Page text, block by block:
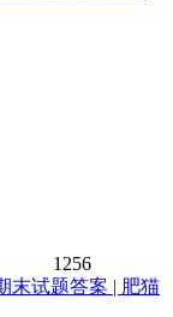
1256